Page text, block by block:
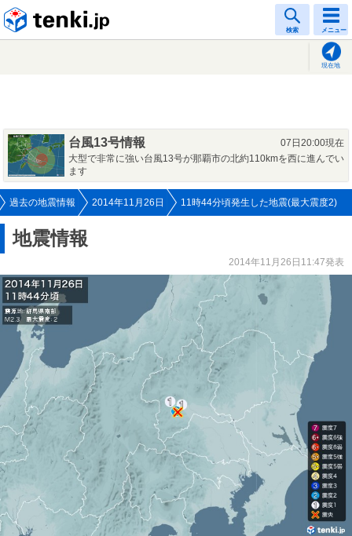
検索 メニュー
現在地
台風13号情報
07日20:00現在
大型で非常に強い台風13号が那覇市の北約110kmを西に進んでい
ます
過去の地震情報 2014年11月26日 11時44分頃発生した地震(最大震度2)
地震情報
2014年11月26日11:47発表